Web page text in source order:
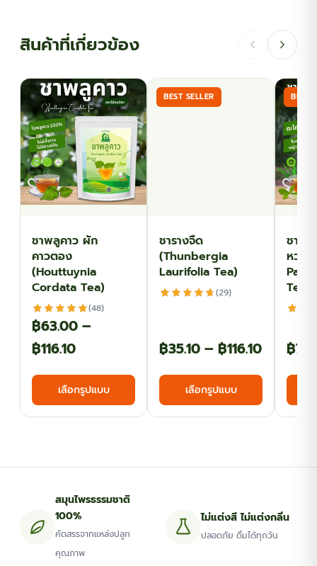
may
chosen
on
the
product
page
options
may
chosen
on
the
product
page
สินค้าที่เกี่ยวข้อง
ชาพลูคาว ผัก
คาวตอง
(Houttuynia
Cordata Tea)
(48)
฿63.00 –
฿116.10Price
range:
฿63.00
through
เลือกรูปแบบ
has
The
BEST SELLER
ชารางจืด
(Thunbergia
Laurifolia Tea)
(29)
฿35.10 – ฿116.10Price
range:
through
เลือกรูปแบบ
has
The
be
BEST
ชาตะ
หวาน
Tea)
฿
สมุนไพรธรรมชาติ
100%
คัดสรรจากแหล่งปลูก
คุณภาพ
ไม่แต่งสี ไม่แต่งกลิ่น
ปลอดภัย ดื่มได้ทุกวัน